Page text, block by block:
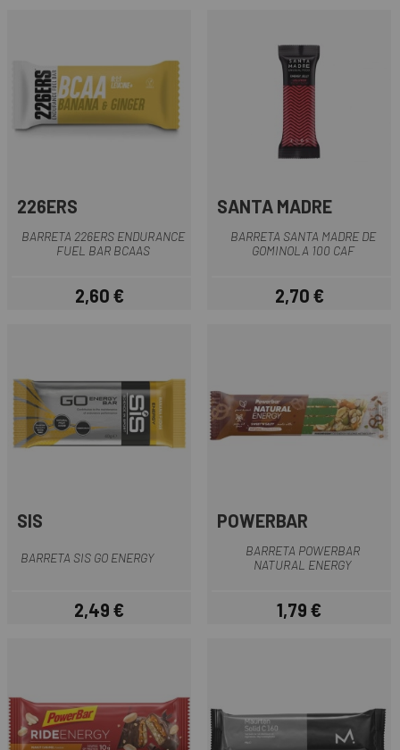
226ERS
BARRETA 226ERS ENDURANCE
FUEL BAR BCAAS
Preu
2,60 €
SANTA MADRE
BARRETA SANTA MADRE DE
GOMINOLA 100 CAF
Preu
2,70 €
SIS
BARRETA SIS GO ENERGY
Preu
2,49 €
POWERBAR
BARRETA POWERBAR
NATURAL ENERGY
Preu
1,79 €